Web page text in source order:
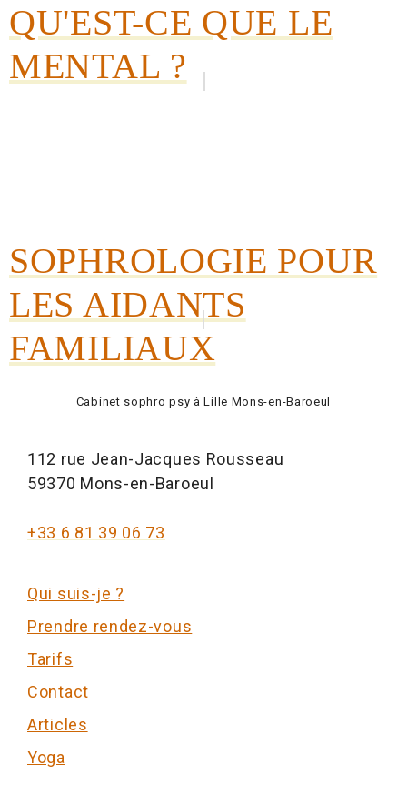
QU'EST-CE QUE LE
MENTAL ?
SOPHROLOGIE POUR
LES AIDANTS
FAMILIAUX
Cabinet sophro psy à Lille Mons-en-Baroeul
112 rue Jean-Jacques Rousseau
59370 Mons-en-Baroeul
+33 6 81 39 06 73
Qui suis-je ?
Prendre rendez-vous
Tarifs
Contact
Articles
Yoga